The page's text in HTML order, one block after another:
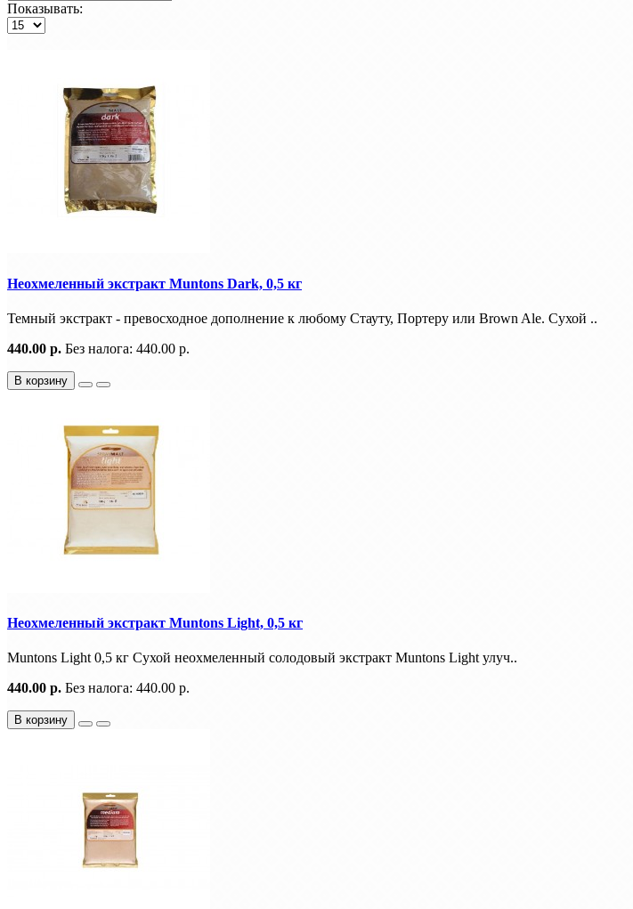
Показывать:
Неохмеленный экстракт Muntons Dark, 0,5 кг
Темный экстракт - превосходное дополнение к любому Стауту, Портеру или Brown Ale. Сухой ..
440.00 р. Без налога: 440.00 р.
В корзину
Неохмеленный экстракт Muntons Light, 0,5 кг
Muntons Light 0,5 кг Сухой неохмеленный солодовый экстракт Muntons Light улуч..
440.00 р. Без налога: 440.00 р.
В корзину